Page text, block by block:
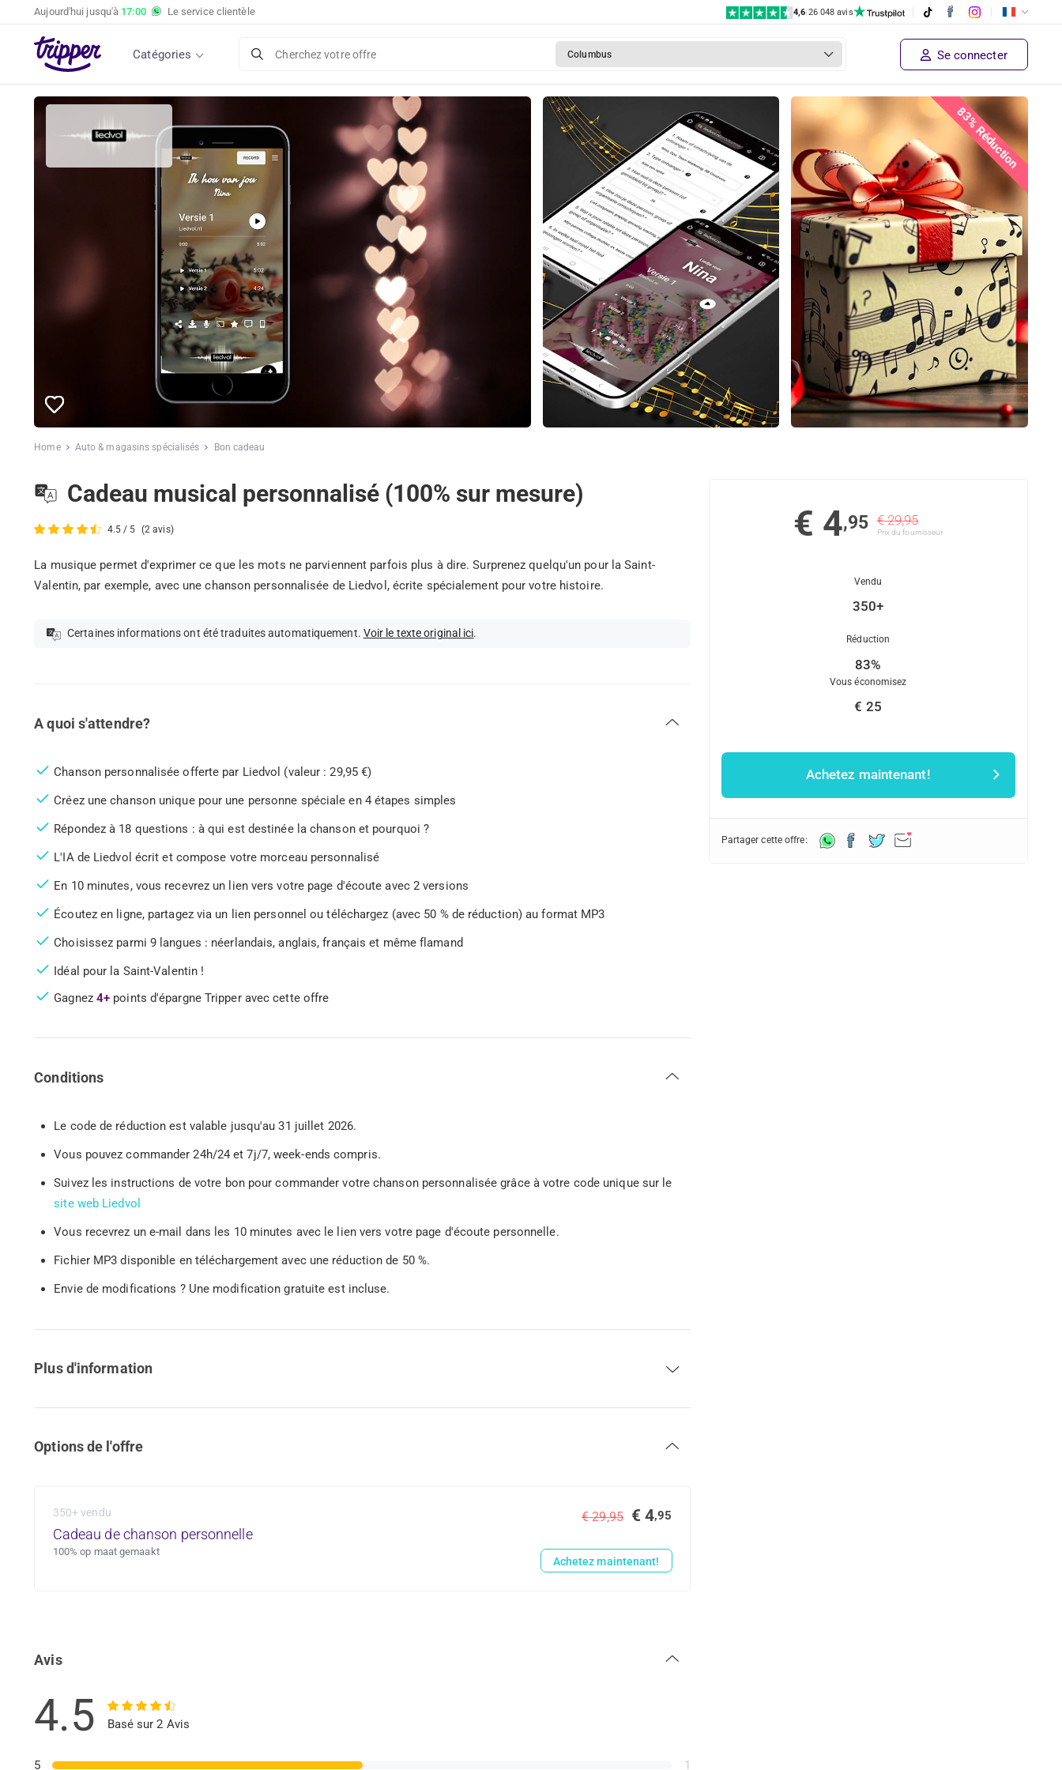
Aujourd'hui jusqu'à 17:00 Le service clientèle 4,6|26 048 avis
Catégories Cherchez votre offre Columbus Se connecter
83% Réduction
Home Auto & magasins spécialisés Bon cadeau
Cadeau musical personnalisé (100% sur mesure)
4.5 / 5 (2 avis)
La musique permet d'exprimer ce que les mots ne parviennent parfois plus à dire. Surprenez quelqu'un pour la Saint-
Valentin, par exemple, avec une chanson personnalisée de Liedvol, écrite spécialement pour votre histoire.
Certaines informations ont été traduites automatiquement. Voir le texte original ici.
A quoi s'attendre?
Chanson personnalisée offerte par Liedvol (valeur : 29,95 €)
Créez une chanson unique pour une personne spéciale en 4 étapes simples
Répondez à 18 questions : à qui est destinée la chanson et pourquoi ?
L'IA de Liedvol écrit et compose votre morceau personnalisé
En 10 minutes, vous recevrez un lien vers votre page d'écoute avec 2 versions
Écoutez en ligne, partagez via un lien personnel ou téléchargez (avec 50 % de réduction) au format MP3
Choisissez parmi 9 langues : néerlandais, anglais, français et même flamand
Idéal pour la Saint-Valentin !
Gagnez 4+ points d'épargne Tripper avec cette offre
Conditions
Le code de réduction est valable jusqu'au 31 juillet 2026.
Vous pouvez commander 24h/24 et 7j/7, week-ends compris.
Suivez les instructions de votre bon pour commander votre chanson personnalisée grâce à votre code unique sur le
site web Liedvol
Vous recevrez un e-mail dans les 10 minutes avec le lien vers votre page d'écoute personnelle.
Fichier MP3 disponible en téléchargement avec une réduction de 50 %.
Envie de modifications ? Une modification gratuite est incluse.
Plus d'information
Options de l'offre
350+ vendu
Cadeau de chanson personnelle
100% op maat gemaakt
€ 29,95 € 4,95
Achetez maintenant!
Avis
4.5 Basé sur 2 Avis
5
1
€ 4,95 € 29,95
Prix ​​du fournisseur
Vendu
350+
Réduction
83%
Vous économisez
€ 25
Achetez maintenant!
Partager cette offre: